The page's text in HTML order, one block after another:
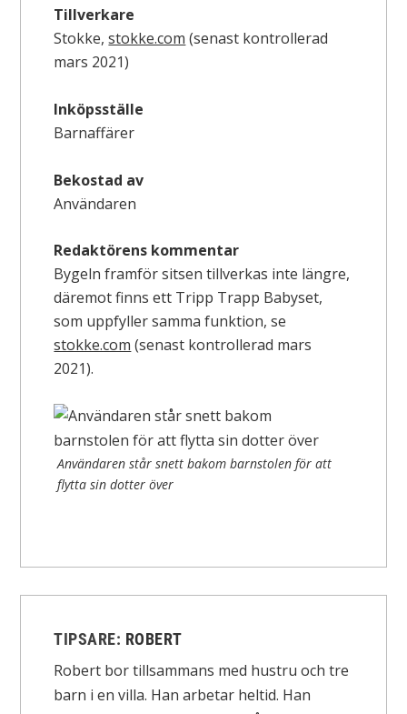
Tillverkare
Stokke,stokke.com (senast kontrollerad
mars 2021)
Inköpsställe
Barnaffärer
Bekostad av
Användaren
Redaktörens kommentar
Bygeln framför sitsen tillverkas inte längre,
däremot finns ett Tripp Trapp Babyset,
som uppfyller samma funktion, se
stokke.com (senast kontrollerad mars
2021).
Användaren står snett bakom barnstolen för att
flytta sin dotter över
TIPSARE: ROBERT
Robert bor tillsammans med hustru och tre
barn i en villa. Han arbetar heltid. Han